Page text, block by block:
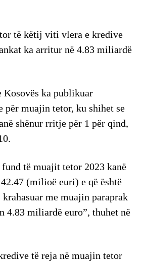
të këtij viti vlera e kredive
ka arritur në 4.83 miliardë
Kosovës ka publikuar
për muajin tetor, ku shihet se
shënur rritje për 1 për qind,
të muajit tetor 2023 kanë
(milioë euri) e që është
me muajin paraprak
4.83 miliardë euro”, thuhet në
të reja në muajin tetor